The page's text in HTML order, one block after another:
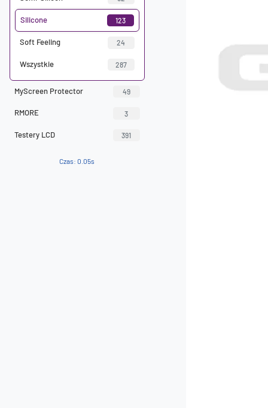
Silicone 123
Soft Feeling 24
Wszystkie 287
MyScreen Protector 49
RMORE 3
Testery LCD 391
Czas: 0.05s